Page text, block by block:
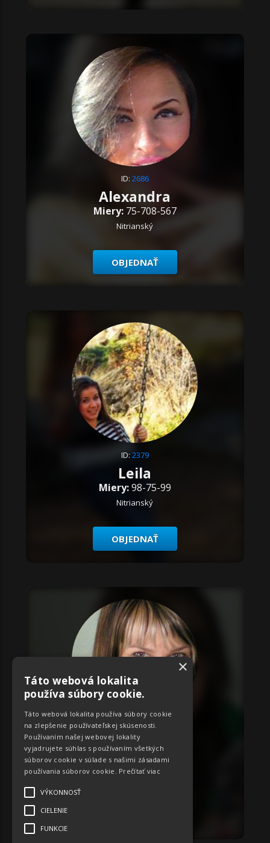
ID: 2686
Alexandra
Miery:75-708-567
Nitrianský
OBJEDNAŤ
ID: 2379
Leila
Miery:98-75-99
Nitrianský
OBJEDNAŤ
ID:1011
Dana
Miery:92-71-92
×
Táto webová lokalita
používa súbory cookie.
Táto webová lokalita používa súbory cookie
na zlepšenie používateľskej skúsenosti.
Používaním našej webovej lokality
vyjadrujete súhlas s používaním všetkých
súborov cookie v súlade s našimi zásadami
používania súborov cookie. Prečítať viac
VÝKONNOSŤ
CIELENIE
FUNKCIE